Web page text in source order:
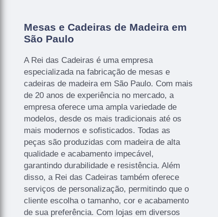
Mesas e Cadeiras de Madeira em
São Paulo
A Rei das Cadeiras é uma empresa
especializada na fabricação de mesas e
cadeiras de madeira em São Paulo. Com mais
de 20 anos de experiência no mercado, a
empresa oferece uma ampla variedade de
modelos, desde os mais tradicionais até os
mais modernos e sofisticados. Todas as
peças são produzidas com madeira de alta
qualidade e acabamento impecável,
garantindo durabilidade e resistência. Além
disso, a Rei das Cadeiras também oferece
serviços de personalização, permitindo que o
cliente escolha o tamanho, cor e acabamento
de sua preferência. Com lojas em diversos